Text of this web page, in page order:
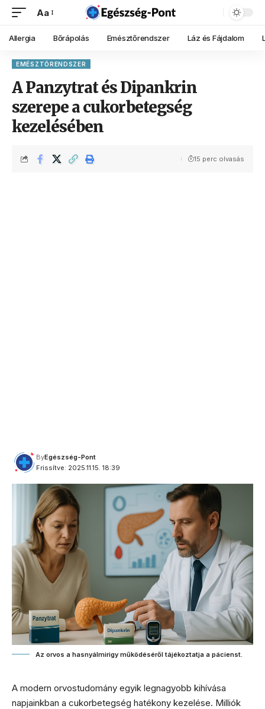
Aa
Allergia Bőrápolás Emésztőrendszer Láz és Fájdalom
EMÉSZTŐRENDSZER
A Panzytrat és Dipankrin
szerepe a cukorbetegség
kezelésében
Frissítve: 2025.11.15. 18:39
ByEgészség-Pont
15 perc olvasás
Az orvos a hasnyálmirigy működéséről tájékoztatja a pácienst.
A modern orvostudomány egyik legnagyobb kihívása
napjainkban a cukorbetegség hatékony kezelése. Milliók